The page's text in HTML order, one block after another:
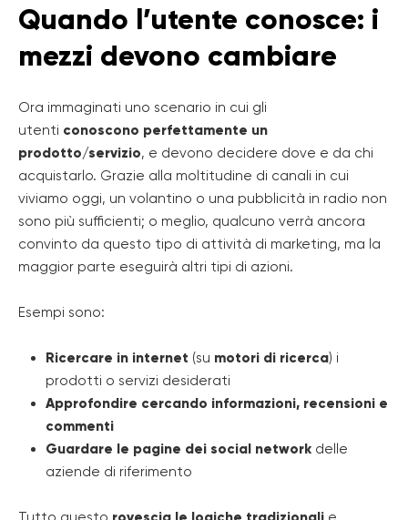
Quando l’utente conosce: i
mezzi devono cambiare
Ora immaginati uno scenario in cui gli
utenti conoscono perfettamente un
prodotto/servizio, e devono decidere dove e da chi
acquistarlo. Grazie alla moltitudine di canali in cui
viviamo oggi, un volantino o una pubblicità in radio non
sono più sufficienti; o meglio, qualcuno verrà ancora
convinto da questo tipo di attività di marketing, ma la
maggior parte eseguirà altri tipi di azioni.
Esempi sono:
Ricercare in internet (su motori di ricerca) i
prodotti o servizi desiderati
Approfondire cercando informazioni, recensioni e
commenti
Guardare le pagine dei social network delle
aziende di riferimento